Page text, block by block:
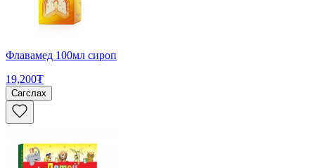
Флавамед 100мл сироп
19,200₮
Сагслах